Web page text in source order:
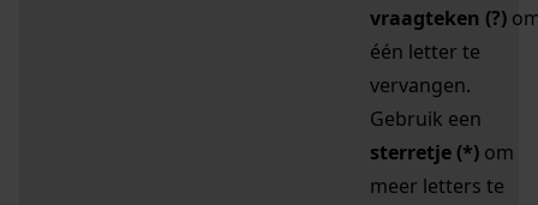
vraagteken (?)
één letter te
vervangen.
Gebruik een
sterretje (*) om
meer letters te